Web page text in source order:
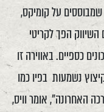
על קומיקס,
הפך לקריטי
כספיים. באווירה זו
נשמעות בפיו כמו
האחרונה", אומר וויס,